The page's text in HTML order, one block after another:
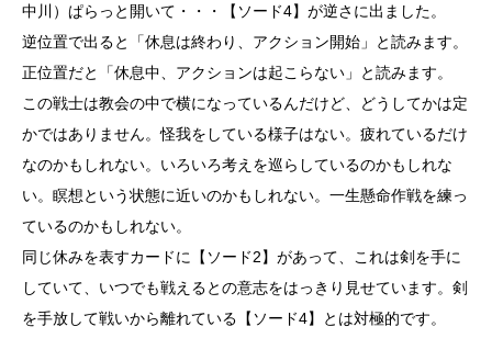
中川）ぱらっと開いて・・・【ソード4】が逆さに出ました。
逆位置で出ると「休息は終わり、アクション開始」と読みます。
正位置だと「休息中、アクションは起こらない」と読みます。
この戦士は教会の中で横になっているんだけど、どうしてかは定
かではありません。怪我をしている様子はない。疲れているだけ
なのかもしれない。いろいろ考えを巡らしているのかもしれな
い。瞑想という状態に近いのかもしれない。一生懸命作戦を練っ
ているのかもしれない。
同じ休みを表すカードに【ソード2】があって、これは剣を手に
していて、いつでも戦えるとの意志をはっきり見せています。剣
を手放して戦いから離れている【ソード4】とは対極的です。